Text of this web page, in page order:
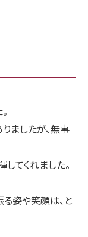
ましたが、無事
てくれました。
姿や笑顔は、と